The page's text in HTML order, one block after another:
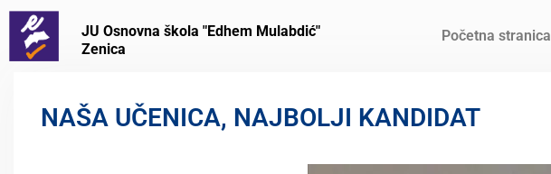
JU Osnovna škola "Edhem Mulabdić"
Zenica
Početna stranica
NAŠA UČENICA, NAJBOLJI KANDIDAT